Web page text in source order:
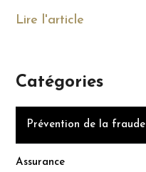
Lire l'article
Catégories
Prévention de la fraude
Assurance